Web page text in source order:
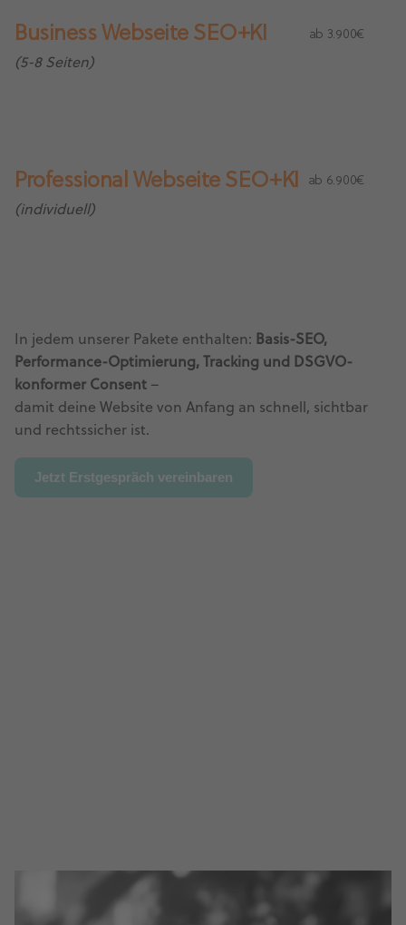
Business Webseite SEO+KI ab 3.900€
(5-8 Seiten)
Professional Webseite SEO+KI ab 6.900€
(individuell)
In jedem unserer Pakete enthalten: Basis-SEO,
Performance-Optimierung, Tracking und DSGVO-
konformer Consent –
damit deine Website von Anfang an schnell, sichtbar
und rechtssicher ist.
Jetzt Erstgespräch vereinbaren